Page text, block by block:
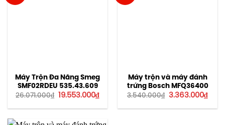
Máy Trộn Đa Năng Smeg
SMF02RDEU 535.43.609
26.071.000₫ Giá
là:
19.553.000₫Giá
tại
Máy trộn và máy đánh
trứng Bosch MFQ36400
3.540.000₫ Giá
là:
3.363.000₫Giá
tại